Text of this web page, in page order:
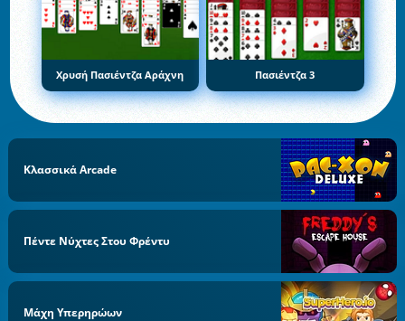
Χρυσή Πασιέντζα Αράχνη Πασιέντζα 3
Κλασσικά Arcade
Πέντε Νύχτες Στου Φρέντυ
Μάχη Υπερηρώων